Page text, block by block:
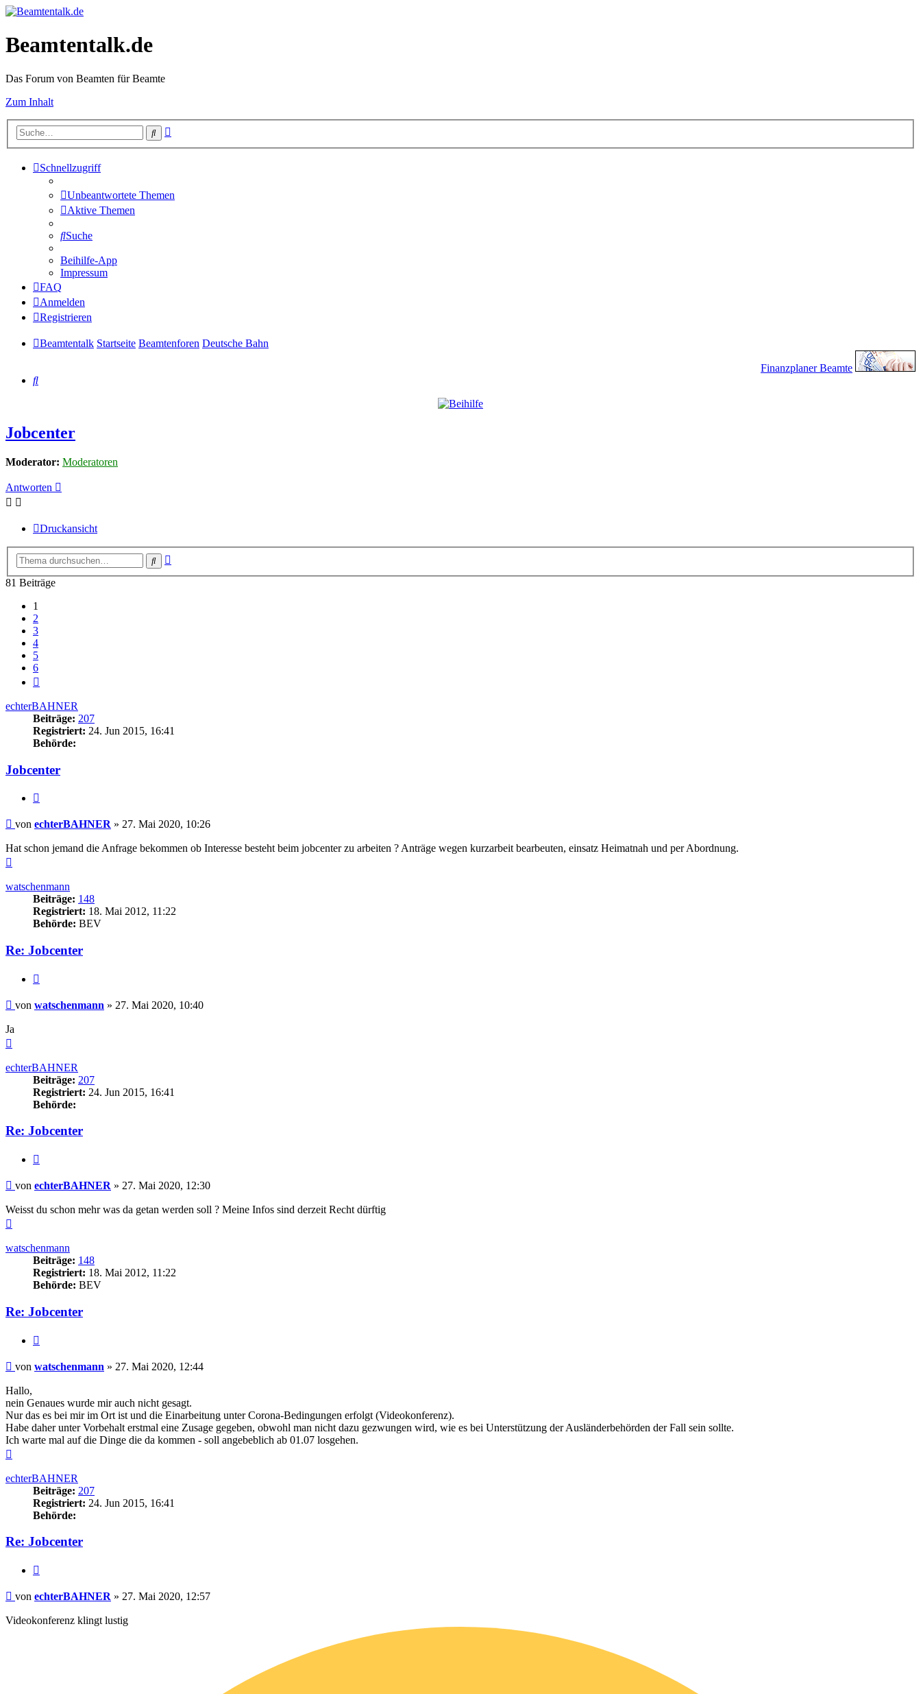
Beamtentalk.de
Das Forum von Beamten für Beamte
Zum Inhalt
Suche
Schnellzugriff
Unbeantwortete Themen
Aktive Themen
Suche
Beihilfe-App
Impressum
FAQ
Anmelden
Registrieren
Beamtentalk Startseite Beamtenforen Deutsche Bahn
Finanzplaner Beamte
Suche
Jobcenter
Moderator: Moderatoren
Antworten
Druckansicht
Suche
81 Beiträge
1
2
3
4
5
6
echterBAHNER
Beiträge: 207
Registriert: 24. Jun 2015, 16:41
Behörde:
Jobcenter
Beitrag
von echterBAHNER » 27. Mai 2020, 10:26
Hat schon jemand die Anfrage bekommen ob Interesse besteht beim jobcenter zu arbeiten ? Anträge wegen kurzarbeit bearbeuten, einsatz Heimatnah und per Abordnung.
watschenmann
Beiträge: 148
Registriert: 18. Mai 2012, 11:22
Behörde: BEV
Re: Jobcenter
Beitrag
von watschenmann » 27. Mai 2020, 10:40
Ja
echterBAHNER
Beiträge: 207
Registriert: 24. Jun 2015, 16:41
Behörde:
Re: Jobcenter
Beitrag
von echterBAHNER » 27. Mai 2020, 12:30
Weisst du schon mehr was da getan werden soll ? Meine Infos sind derzeit Recht dürftig
watschenmann
Beiträge: 148
Registriert: 18. Mai 2012, 11:22
Behörde: BEV
Re: Jobcenter
Beitrag
von watschenmann » 27. Mai 2020, 12:44
Hallo,
nein Genaues wurde mir auch nicht gesagt.
Nur das es bei mir im Ort ist und die Einarbeitung unter Corona-Bedingungen erfolgt (Videokonferenz).
Habe daher unter Vorbehalt erstmal eine Zusage gegeben, obwohl man nicht dazu gezwungen wird, wie es bei Unterstützung der Ausländerbehörden der Fall sein sollte.
Ich warte mal auf die Dinge die da kommen - soll angebeblich ab 01.07 losgehen.
echterBAHNER
Beiträge: 207
Registriert: 24. Jun 2015, 16:41
Behörde:
Re: Jobcenter
Beitrag
von echterBAHNER » 27. Mai 2020, 12:57
Videokonferenz klingt lustig